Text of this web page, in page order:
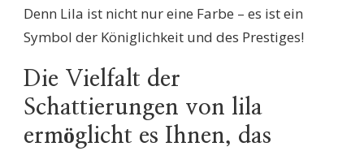
Denn Lila ist nicht nur eine Farbe – es ist ein
Symbol der Königlichkeit und des Prestiges!
Die Vielfalt der
Schattierungen von lila
ermöglicht es Ihnen, das